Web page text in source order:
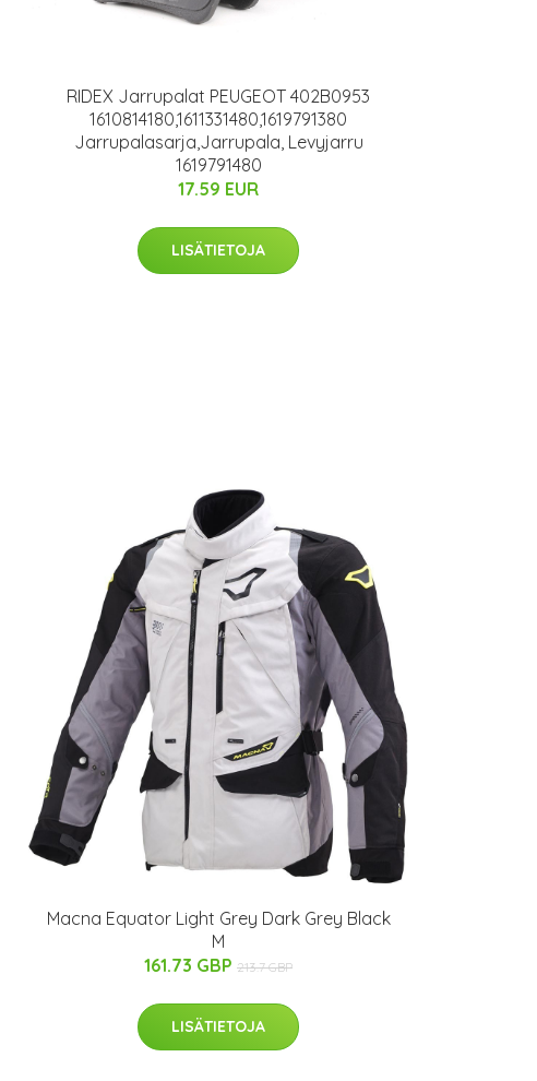
RIDEX Jarrupalat PEUGEOT 402B0953
1610814180,1611331480,1619791380
Jarrupalasarja,Jarrupala, Levyjarru
1619791480
17.59 EUR
LISÄTIETOJA
Macna Equator Light Grey Dark Grey Black
M
161.73 GBP 213.7 GBP
LISÄTIETOJA